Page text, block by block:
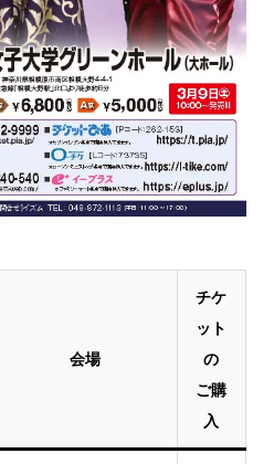
会場
チケ
ット
の
ご購
入